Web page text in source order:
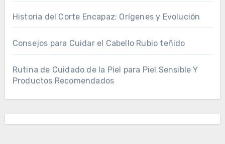
Historia del Corte Encapaz: Orígenes y Evolución
Consejos para Cuidar el Cabello Rubio teñido
Rutina de Cuidado de la Piel para Piel Sensible Y
Productos Recomendados